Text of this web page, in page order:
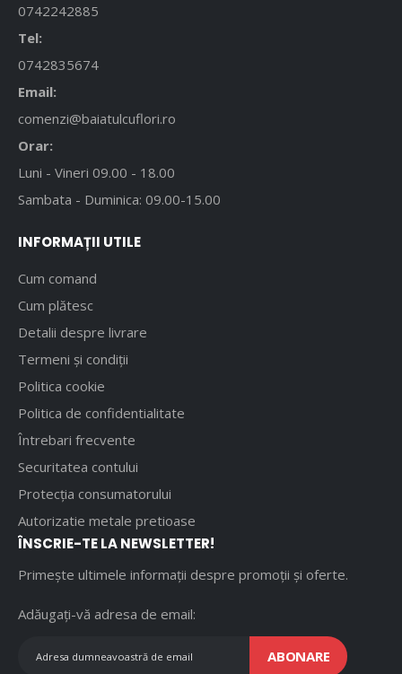
0742242885
Tel:
0742835674
Email:
comenzi@baiatulcuflori.ro
Orar:
Luni - Vineri 09.00 - 18.00
Sambata - Duminica: 09.00-15.00
INFORMAȚII UTILE
Cum comand
Cum plătesc
Detalii despre livrare
Termeni și condiții
Politica cookie
Politica de confidentialitate
Întrebari frecvente
Securitatea contului
Protecția consumatorului
Autorizatie metale pretioase
ÎNSCRIE-TE LA NEWSLETTER!
Primește ultimele informații despre promoții și oferte.
Adăugați-vă adresa de email:
ABONARE